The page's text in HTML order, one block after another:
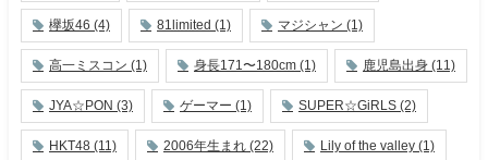
欅坂46 (4) 81limited (1) マジシャン (1)
高一ミスコン (1) 身長171〜180cm (1) 鹿児島出身 (11)
JYA☆PON (3) ゲーマー (1) SUPER☆GiRLS (2)
HKT48 (11) 2006年生まれ (22) Lily of the valley (1)